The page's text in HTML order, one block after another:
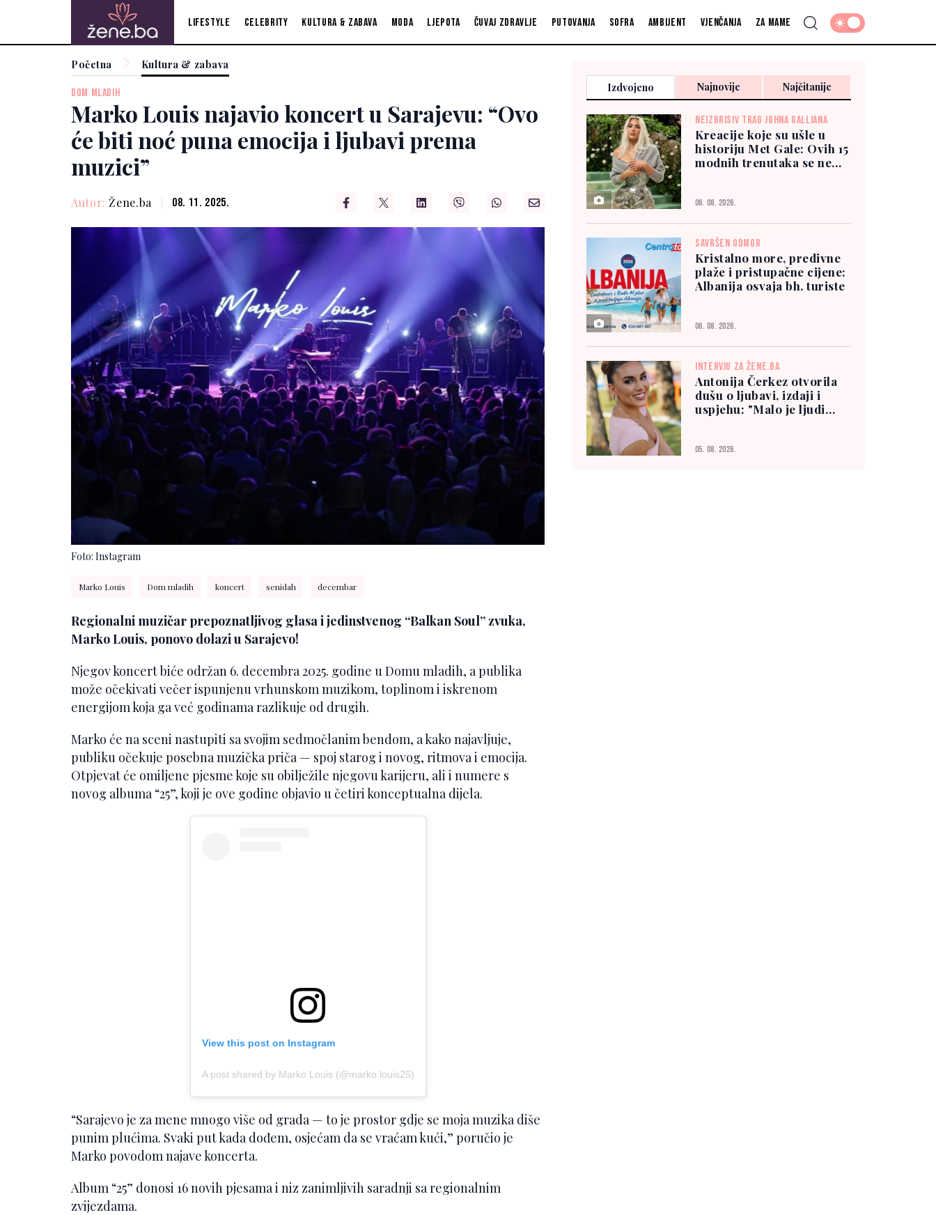
Lifestyle Celebrity Kultura & zabava Moda Ljepota Čuvaj zdravlje Putovanja Sofra Ambijent Vjenčanja Za mame
Početna Kultura & zabava
DOM MLADIH
Marko Louis najavio koncert u Sarajevu: “Ovo
će biti noć puna emocija i ljubavi prema
muzici”
Autor: Žene.ba 08. 11. 2025.
Foto: Instagram
Marko Louis Dom mladih koncert senidah decembar
Regionalni muzičar prepoznatljivog glasa i jedinstvenog “Balkan Soul” zvuka,
Marko Louis, ponovo dolazi u Sarajevo!
Njegov koncert biće održan 6. decembra 2025. godine u Domu mladih, a publika
može očekivati večer ispunjenu vrhunskom muzikom, toplinom i iskrenom
energijom koja ga već godinama razlikuje od drugih.
Marko će na sceni nastupiti sa svojim sedmočlanim bendom, a kako najavljuje,
publiku očekuje posebna muzička priča — spoj starog i novog, ritmova i emocija.
Otpjevat će omiljene pjesme koje su obilježile njegovu karijeru, ali i numere s
novog albuma “25”, koji je ove godine objavio u četiri konceptualna dijela.
View this post on Instagram
A post shared by Marko Louis (@marko.louis25)
“Sarajevo je za mene mnogo više od grada — to je prostor gdje se moja muzika diše
punim plućima. Svaki put kada dođem, osjećam da se vraćam kući,” poručio je
Marko povodom najave koncerta.
Album “25” donosi 16 novih pjesama i niz zanimljivih saradnji sa regionalnim
zvijezdama.
Izdvojeno Najnovije Najčitanije
NEIZBRISIV TRAG JOHNA GALLIANA
Kreacije koje su ušle u
historiju Met Gale: Ovih 15
modnih trenutaka se ne
06. 08. 2026.
SAVRŠEN ODMOR
Kristalno more, predivne
plaže i pristupačne cijene:
Albanija osvaja bh. turiste
06. 08. 2026.
INTERVJU ZA ŽENE.BA
Antonija Čerkez otvorila
dušu o ljubavi, izdaji i
uspjehu: "Malo je ljudi
05. 08. 2026.